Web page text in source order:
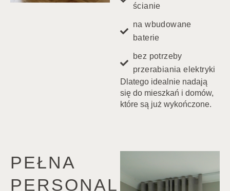
ścianie
na wbudowane
baterie
bez potrzeby
przerabiania elektryki
Dlatego idealnie nadają
się do mieszkań i domów,
które są już wykończone.
PEŁNA
PERSONALIZACJA